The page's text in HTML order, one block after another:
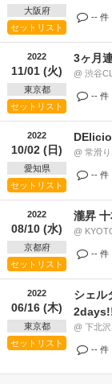
大阪府
セットリスト
-- 件
2022
11/01 (火)
東京都
セットリスト
3ヶ月
@ 渋谷
-- 件
2022
10/02 (日)
愛知県
セットリスト
@ 常滑
-- 件
2022
08/10 (水)
京都府
セットリスト
瀧昇
@
-- 件
2022
06/16 (木)
東京都
セットリスト
シェル
@ 下北
-- 件